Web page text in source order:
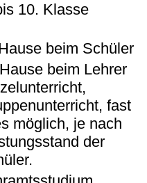
10. Klasse
beim Schüler
beim Lehrer
fast
möglich, je nach
der